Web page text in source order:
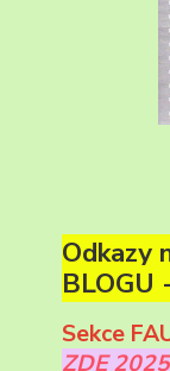
Odkazy
BLOGU
Sekce
ZDE 2025